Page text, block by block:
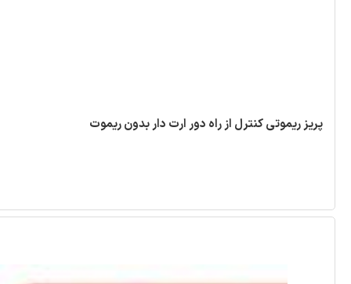
پریز ریموتی کنترل از راه دور ارت دار بدون ریموت